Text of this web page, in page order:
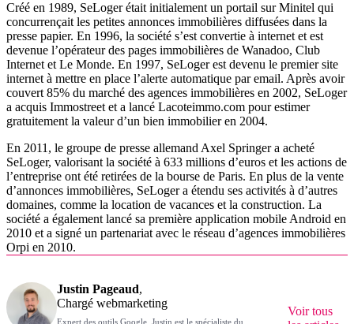
Créé en 1989, SeLoger était initialement un portail sur Minitel qui
concurrençait les petites annonces immobilières diffusées dans la
presse papier. En 1996, la société s’est convertie à internet et est
devenue l’opérateur des pages immobilières de Wanadoo, Club
Internet et Le Monde. En 1997, SeLoger est devenu le premier site
internet à mettre en place l’alerte automatique par email. Après avoir
couvert 85% du marché des agences immobilières en 2002, SeLoger
a acquis Immostreet et a lancé Lacoteimmo.com pour estimer
gratuitement la valeur d’un bien immobilier en 2004.
En 2011, le groupe de presse allemand Axel Springer a acheté
SeLoger, valorisant la société à 633 millions d’euros et les actions de
l’entreprise ont été retirées de la bourse de Paris. En plus de la vente
d’annonces immobilières, SeLoger a étendu ses activités à d’autres
domaines, comme la location de vacances et la construction. La
société a également lancé sa première application mobile Android en
2010 et a signé un partenariat avec le réseau d’agences immobilières
Orpi en 2010.
Justin Pageaud,
Chargé webmarketing
Expert des outils Google, Justin est le spécialiste du
Voir tous